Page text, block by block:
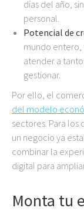
días del año,
personal.
Potencial de
mundo entero,
atender a
gestionar.
Por ello, el
del modelo
sectores. Para los
un negocio ya
combinar la
digital para
Monta tu